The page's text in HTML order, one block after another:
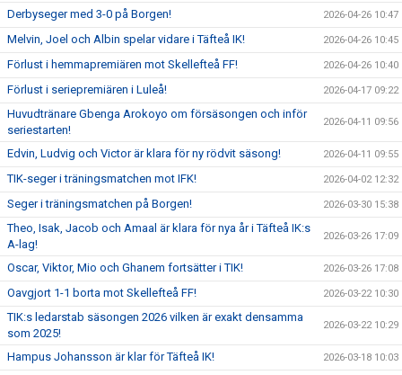
Derbyseger med 3-0 på Borgen! 2026-04-26 10:47
Melvin, Joel och Albin spelar vidare i Täfteå IK! 2026-04-26 10:45
Förlust i hemmapremiären mot Skellefteå FF! 2026-04-26 10:40
Förlust i seriepremiären i Luleå! 2026-04-17 09:22
Huvudtränare Gbenga Arokoyo om försäsongen och inför
seriestarten!
2026-04-11 09:56
Edvin, Ludvig och Victor är klara för ny rödvit säsong! 2026-04-11 09:55
TIK-seger i träningsmatchen mot IFK! 2026-04-02 12:32
Seger i träningsmatchen på Borgen! 2026-03-30 15:38
Theo, Isak, Jacob och Amaal är klara för nya år i Täfteå IK:s
A-lag!
2026-03-26 17:09
Oscar, Viktor, Mio och Ghanem fortsätter i TIK! 2026-03-26 17:08
Oavgjort 1-1 borta mot Skellefteå FF! 2026-03-22 10:30
TIK:s ledarstab säsongen 2026 vilken är exakt densamma
som 2025!
2026-03-22 10:29
Hampus Johansson är klar för Täfteå IK! 2026-03-18 10:03